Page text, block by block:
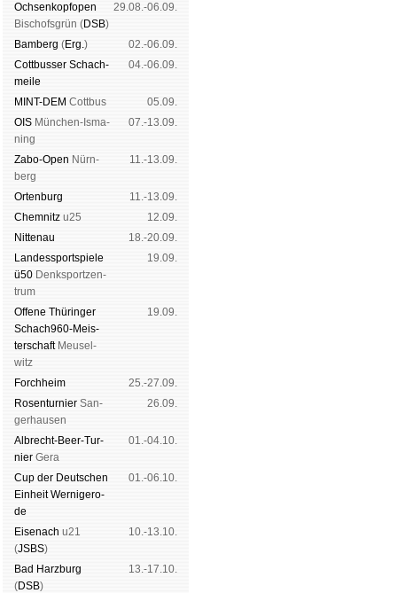
Och­sen­kopf­open
Bischofs­grün (DSB)
29.08.-06.09.
Bam­berg (Erg.)
02.-06.09.
Cott­busser Schach­
meile
04.-06.09.
MINT-DEM Cott­bus
05.09.
OIS Mün­chen-Is­ma­
ning
07.-13.09.
Zabo-Open Nürn­
berg
11.-13.09.
Orten­burg
11.-13.09.
Chem­nitz u25
12.09.
Nitte­nau
18.-20.09.
Landes­sport­spiele
ü50 Denk­sport­zen­
trum
19.09.
Offene Thü­rin­ger
Schach960-Meis­
ter­schaftMeu­sel­
witz
19.09.
Forch­heim
25.-27.09.
Rosen­tur­nier San­
ger­hau­sen
26.09.
Albrecht-Beer-Tur­
nier Ge­ra
01.-04.10.
Cup der Deut­schen
Ein­heit Wer­ni­ge­ro­
de
01.-06.10.
Eise­nach u21
(JSBS)
10.-13.10.
Bad Harz­burg
(DSB)
13.-17.10.